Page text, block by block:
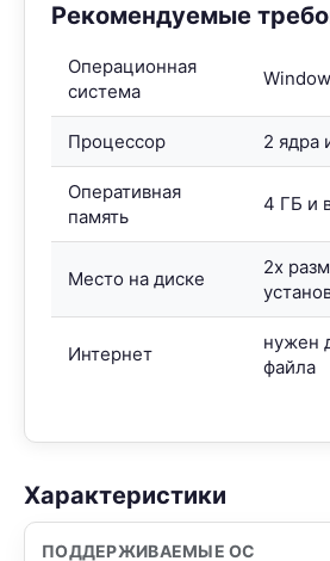
Рекомендуемые
Операционная
система
Процессор 2 ядра
Оперативная
память
4 ГБ и
Место на диске
2x
Интернет
нужен
файла
Характеристики
ПОДДЕРЖИВАЕМЫЕ ОС